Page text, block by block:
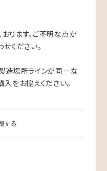
ります。ご不明な点が
ください。
造場所ラインが同一な
をお控えください。
する